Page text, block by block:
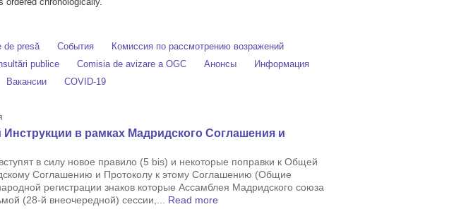
de presă События
Комиссия по рассмотрению возражений
publice Comisia de avizare a OGC Анонсы
Информация
Вакансии COVID-19
в рамках Мадридского Соглашения и
в силу новое правило (5 bis) и некоторые поправки к Общей
Соглашению и Протоколу к этому Соглашению (Общие
регистрации знаков которые Ассамблея Мадридского союза
(28-й внеочередной) сессии,... Read more